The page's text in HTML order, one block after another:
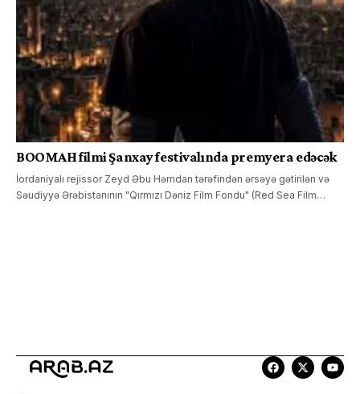
BOOMAH filmi Şanxay festivalında premyera edəcək
İordaniyalı rejissor Zeyd Əbu Həmdan tərəfindən ərsəyə gətirilən və
Səudiyyə Ərəbistanının "Qırmızı Dəniz Film Fondu" (Red Sea Film…